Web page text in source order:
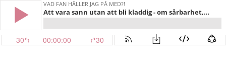
VAD FAN HÅLLER JAG PÅ MED?!
Att vara sann utan att bli kladdig - om sårbarhet, varumärken och ved
30 00:00:00 30